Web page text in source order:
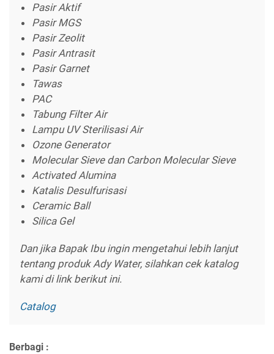
Pasir Aktif
Pasir MGS
Pasir Zeolit
Pasir Antrasit
Pasir Garnet
Tawas
PAC
Tabung Filter Air
Lampu UV Sterilisasi Air
Ozone Generator
Molecular Sieve dan Carbon Molecular Sieve
Activated Alumina
Katalis Desulfurisasi
Ceramic Ball
Silica Gel
Dan jika Bapak Ibu ingin mengetahui lebih lanjut
tentang produk Ady Water, silahkan cek katalog
kami di link berikut ini.
Catalog
Berbagi :